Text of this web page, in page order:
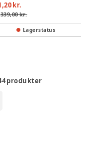
kr.
339,00 kr.
Lagerstatus
produkter